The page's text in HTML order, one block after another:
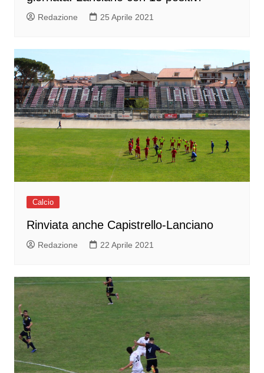
Redazione 25 Aprile 2021
Calcio
Rinviata anche Capistrello-Lanciano
Redazione 22 Aprile 2021